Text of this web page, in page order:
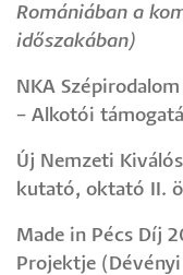
Romániában a
időszakában)
NKA
– Alkotói
Új Nemzeti
kutató, oktató II.
Made in Pécs Díj
Projektje